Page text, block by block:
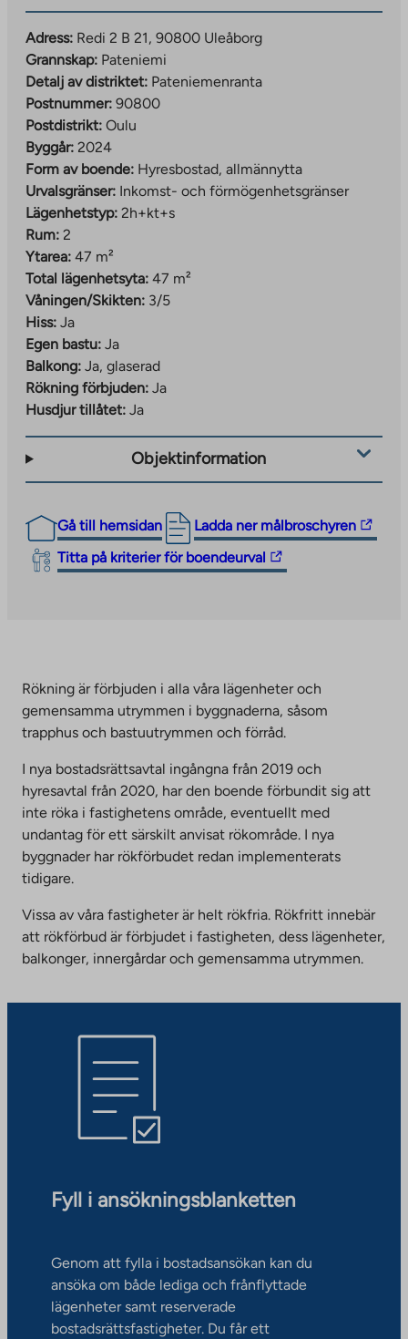
Adress: Redi 2 B 21, 90800 Uleåborg
Grannskap: Pateniemi
Detalj av distriktet: Pateniemenranta
Postnummer: 90800
Postdistrikt: Oulu
Byggår: 2024
Form av boende: Hyresbostad, allmännytta
Urvalsgränser: Inkomst- och förmögenhetsgränser
Lägenhetstyp: 2h+kt+s
Rum: 2
Ytarea: 47 m²
Total lägenhetsyta: 47 m²
Våningen/Skikten: 3/5
Hiss: Ja
Egen bastu: Ja
Balkong: Ja, glaserad
Rökning förbjuden: Ja
Husdjur tillåtet: Ja
Objektinformation
Gå till hemsidan Ladda ner målbroschyren
The
link
takes
Link
opens
in
a
new
tab
Titta på kriterier för boendeurval
The
link
external
site.
Link
in
a
new
tab
Rökning är förbjuden i alla våra lägenheter och
gemensamma utrymmen i byggnaderna, såsom
trapphus och bastuutrymmen och förråd.
I nya bostadsrättsavtal ingångna från 2019 och
hyresavtal från 2020, har den boende förbundit sig att
inte röka i fastighetens område, eventuellt med
undantag för ett särskilt anvisat rökområde. I nya
byggnader har rökförbudet redan implementerats
tidigare.
Vissa av våra fastigheter är helt rökfria. Rökfritt innebär
att rökförbud är förbjudet i fastigheten, dess lägenheter,
balkonger, innergårdar och gemensamma utrymmen.
Fyll i ansökningsblanketten
Genom att fylla i bostadsansökan kan du
ansöka om både lediga och frånflyttade
lägenheter samt reserverade
bostadsrättsfastigheter. Du får ett